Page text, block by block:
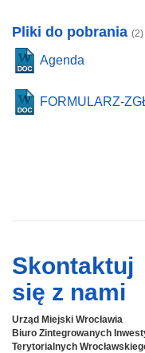
Pliki do pobrania (2)
Agenda
FORMULARZ-
Skontaktuj
się z nami
Urząd Miejski Wrocławia
Biuro Zintegrowanych
Terytorialnych